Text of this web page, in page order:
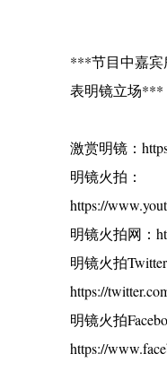
***节目中嘉宾
表明镜立场***
激赏明镜：
明镜火拍：
https://
明镜火拍网：
明镜火拍Twitter
https://
明镜火拍
https://